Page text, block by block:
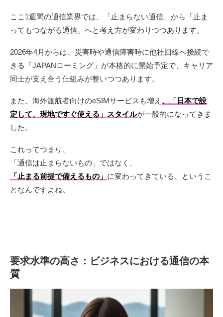
ここ1週間の通信業界では、「止まらない通信」から「止ま
ってもつながる通信」へと考え方が変わりつつあります。
2026年4月からは、災害時や通信障害時に他社回線へ接続で
きる「JAPANローミング」が本格的に開始予定で、キャリア
同士が支え合う仕組みが整いつつあります。
また、海外渡航者向けのeSIMサービスも増え 、「日本で設
定して、現地ですぐ使える」スタイルが一般的になってきま
した。
これってつまり、
「通信は止まらないもの」ではなく、
「止まる前提で備えるもの」 に変わってきている、というこ
となんですよね。
要求水準の高さ：ビジネスにおける通信の本
質